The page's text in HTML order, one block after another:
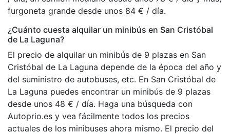
furgoneta grande desde unos 84 € / día.
¿Cuánto cuesta alquilar un minibús en San Cristóbal
de La Laguna?
El precio de alquilar un minibús de 9 plazas en San
Cristóbal de La Laguna depende de la época del año y
del suministro de autobuses, etc. En San Cristóbal de
La Laguna puedes encontrar un minibús de 9 plazas
desde unos 48 € / día. Haga una búsqueda con
Autoprio.es y vea fácilmente todos los precios
actuales de los minibuses ahora mismo. El precio del